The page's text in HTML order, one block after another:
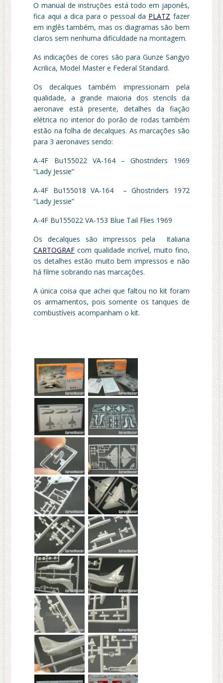
O manual de instruções está todo em japonês,
fica aqui a dica para o pessoal da PLATZ fazer
em inglês também, mas os diagramas são bem
claros sem nenhuma dificuldade na montagem.
As indicações de cores são para Gunze Sangyo
Acrilica, Model Master e Federal Standard.
Os decalques também impressionam pela
qualidade, a grande maioria dos stencils da
aeronave está presente, detalhes da fiação
elétrica no interior do porão de rodas também
estão na folha de decalques. As marcações são
para 3 aeronaves sendo:
A-4F Bu155022 VA-164 – Ghostriders 1969
“Lady Jessie”
A-4F Bu155018 VA-164 – Ghostriders 1972
“Lady Jessie”
A-4F Bu155022 VA-153 Blue Tail Flies 1969
Os decalques são impressos pela Italiana
CARTOGRAF com qualidade incrível, muito fino,
os detalhes estão muito bem impressos e não
há filme sobrando nas marcações.
A única coisa que achei que faltou no kit foram
os armamentos, pois somente os tanques de
combustíveis acompanham o kit.